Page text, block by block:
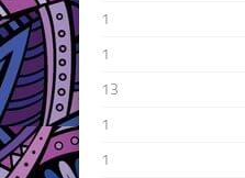
1
1
13
1
1